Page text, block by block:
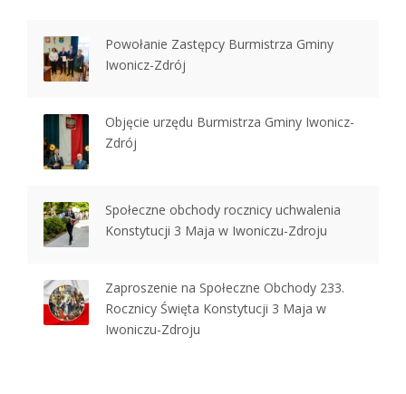
Powołanie Zastępcy Burmistrza Gminy
Iwonicz-Zdrój
Objęcie urzędu Burmistrza Gminy Iwonicz-
Zdrój
Społeczne obchody rocznicy uchwalenia
Konstytucji 3 Maja w Iwoniczu-Zdroju
Zaproszenie na Społeczne Obchody 233.
Rocznicy Święta Konstytucji 3 Maja w
Iwoniczu-Zdroju